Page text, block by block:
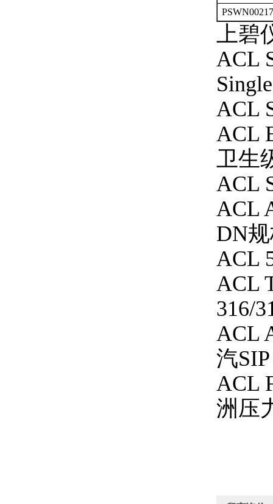
上碧
ACL
ACL
ACL
卫生
ACL
ACL
DN
ACL
ACL
316/
ACL
汽SIP
ACL
洲压